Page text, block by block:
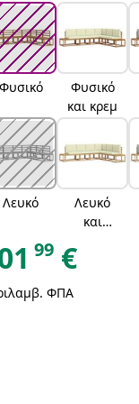
Φυσικό
και κρεμ
Λευκό
Λευκό
και
99 €
ΦΠΑ